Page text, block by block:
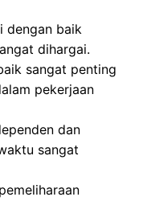
dengan baik
dihargai.
sangat penting
pekerjaan
dan
sangat